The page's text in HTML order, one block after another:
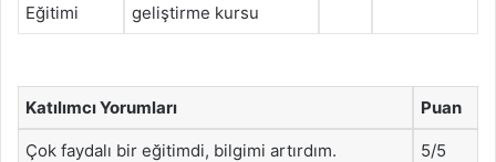
Eğitimi
geliştirme kursu
Katılımcı Yorumları Puan
Çok faydalı bir eğitimdi, bilgimi artırdım. 5/5